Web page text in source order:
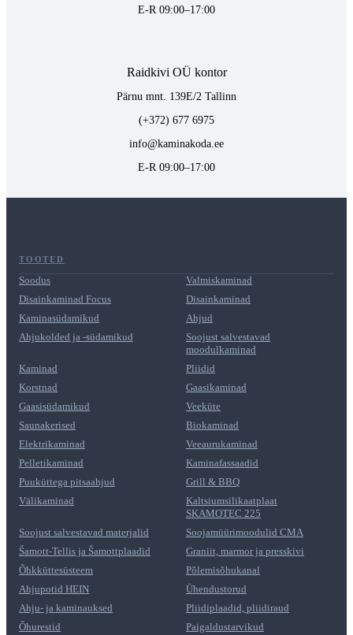
E-R 09:00–17:00
Raidkivi OÜ kontor
Pärnu mnt. 139E/2 Tallinn
(+372) 677 6975
info@kaminakoda.ee
E-R 09:00–17:00
TOOTED
Soodus
Valmiskaminad
Disainkaminad Focus
Disainkaminad
Kaminasüdamikud
Ahjud
Ahjukolded ja -südamikud
Soojust salvestavad
moodulkaminad
Kaminad
Pliidid
Korstnad
Gaasikaminad
Gaasisüdamikud
Veeküte
Saunakerised
Biokaminad
Elektrikaminad
Veeaurukaminad
Pelletikaminad
Kaminafassaadid
Puuküttega pitsaahjud
Grill & BBQ
Välikaminad
Kaltsiumsilikaatplaat
SKAMOTEC 225
Soojust salvestavad materjalid
Soojamüürimoodulid CMA
Šamott-Tellis ja Šamottplaadid
Graniit, marmor ja presskivi
Õhkküttesüsteem
Põlemisõhukanal
Ahjupotid HEIN
Ühendustorud
Ahju- ja kaminauksed
Pliidiplaadid, pliidiraud
Õhurestid
Paigaldustarvikud